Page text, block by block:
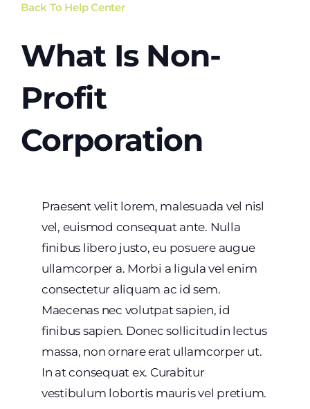
Back To Help Center
What Is Non-
Profit
Corporation
Praesent velit lorem, malesuada vel nisl
vel, euismod consequat ante. Nulla
finibus libero justo, eu posuere augue
ullamcorper a. Morbi a ligula vel enim
consectetur aliquam ac id sem.
Maecenas nec volutpat sapien, id
finibus sapien. Donec sollicitudin lectus
massa, non ornare erat ullamcorper ut.
In at consequat ex. Curabitur
vestibulum lobortis mauris vel pretium.